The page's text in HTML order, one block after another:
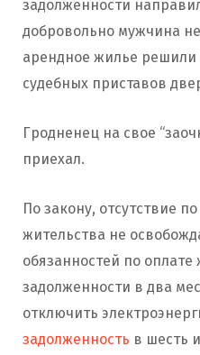
задолженности
добровольно мужчина
арендное жилье решили
судебных приставов
Гродненец на свое
приехал.
По закону, отсутствие
жительства не
обязанностей по
задолженности в два
отключить
задолженность в шесть